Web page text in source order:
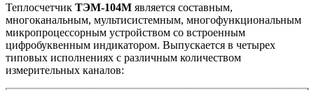
Теплосчетчик ТЭМ-104М является составным,
многоканальным, мультисистемным, многофункциональным
микропроцессорным устройством со встроенным
цифробуквенным индикатором. Выпускается в четырех
типовых исполнениях с различным количеством
измерительных каналов: